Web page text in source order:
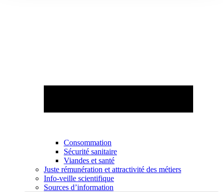
Consommation
Sécurité sanitaire
Viandes et santé
Juste rémunération et attractivité des métiers
Info-veille scientifique
Sources d’information